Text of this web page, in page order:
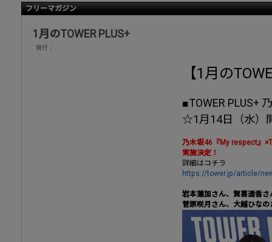
フリーマガジン
1月のTOWER PLUS+
発行：
【1月の
■TOWER PLUS+
☆1月14日（水）
乃木坂46『My respect』
実施決定！
詳細はコチラ
https://tower.jp/article/
岩本蓮加さん、賀喜遥香さ
菅原咲月さん、大越ひな